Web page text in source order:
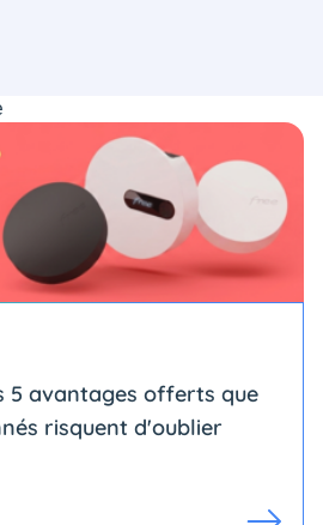
5 avantages offerts que
risquent d'oublier